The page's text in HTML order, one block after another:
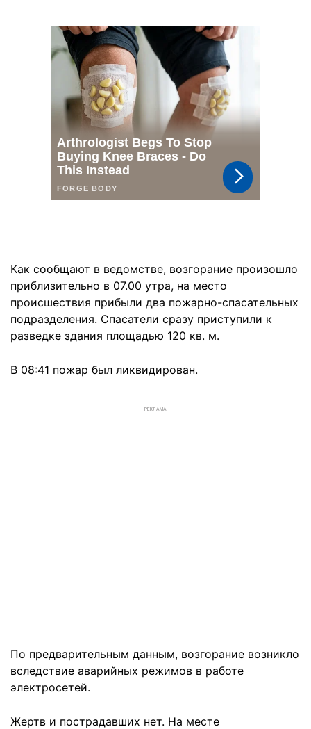
Как сообщают в ведомстве, возгорание произошло
приблизительно в 07.00 утра, на место
происшествия прибыли два пожарно-спасательных
подразделения. Спасатели сразу приступили к
разведке здания площадью 120 кв. м.
В 08:41 пожар был ликвидирован.
РЕКЛАМА
По предварительным данным, возгорание возникло
вследствие аварийных режимов в работе
электросетей.
Жертв и пострадавших нет. На месте